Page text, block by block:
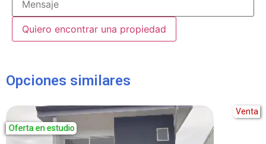
Opciones similares
Venta
Oferta en estudio